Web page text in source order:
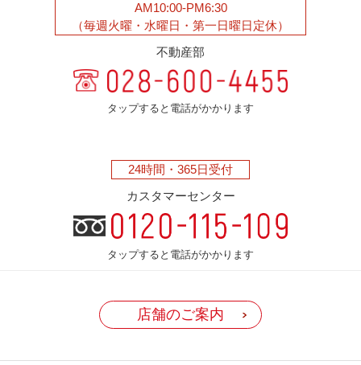
AM10:00-PM6:30
（毎週火曜・水曜日・第一日曜日定休）
不動産部
タップすると電話がかかります
24時間・ 365日受付
カスタマーセンター
タップすると電話がかかります
店舗のご案内